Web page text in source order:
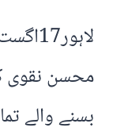
محسن نقوی
بسنے والے